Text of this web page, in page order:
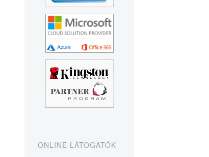
ONLINE LÁTOGATÓK